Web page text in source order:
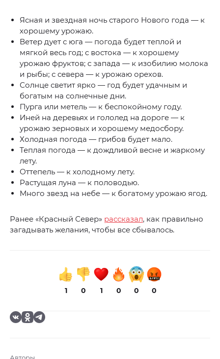
Ясная и звездная ночь старого Нового года — к
хорошему урожаю.
Ветер дует с юга — погода будет теплой и
мягкой весь год; с востока — к хорошему
урожаю фруктов; с запада — к изобилию молока
и рыбы; с севера — к урожаю орехов.
Солнце светит ярко — год будет удачным и
богатым на солнечные дни.
Пурга или метель — к беспокойному году.
Иней на деревьях и гололед на дороге — к
урожаю зерновых и хорошему медосбору.
Холодная погода — грибов будет мало.
Теплая погода — к дождливой весне и жаркому
лету.
Оттепель — к холодному лету.
Растущая луна — к половодью.
Много звезд на небе — к богатому урожаю ягод.
Ранее «Красный Север» рассказал, как правильно
загадывать желания, чтобы все сбывалось.
1 0 1 0 0 0